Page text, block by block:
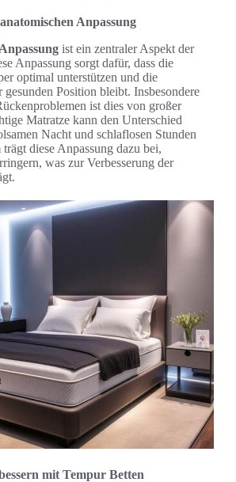
Anpassung
ist ein zentraler Aspekt der
Anpassung sorgt dafür, dass die
optimal unterstützen und die
Position bleibt. Insbesondere
ist dies von großer
Matratze kann den Unterschied
Nacht und schlaflosen Stunden
diese Anpassung dazu bei,
was zur Verbesserung der
mit Tempur Betten